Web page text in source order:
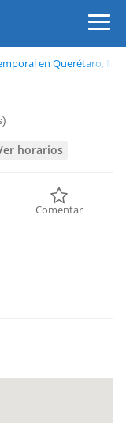
en Querétaro,
horarios
Comentar